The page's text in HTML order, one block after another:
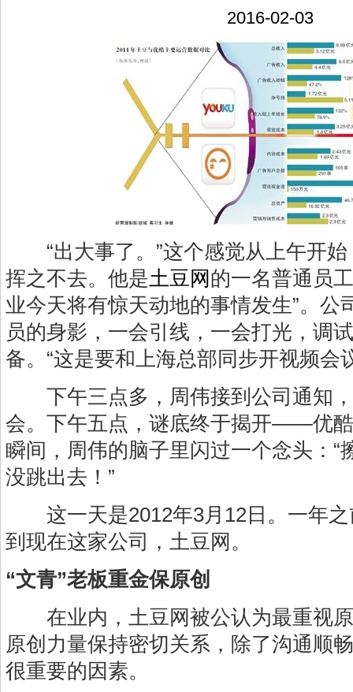
2016-02-03
“出大事了。”这个感觉从上午开始
挥之不去。他是土豆网的一名普通员
业今天将有惊天动地的事情发生”。公
员的身影，一会引线，一会打光，调
备。“这是要和上海总部同步开视频会
下午三点多，周伟接到公司通知，
会。下午五点，谜底终于揭开——优
瞬间，周伟的脑子里闪过一个念头：“
没跳出去！”
这一天是2012年3月12日。一年之
到现在这家公司，土豆网。
“文青”老板重金保原创
在业内，土豆网被公认为最重视原
原创力量保持密切关系，除了沟通顺
很重要的因素。